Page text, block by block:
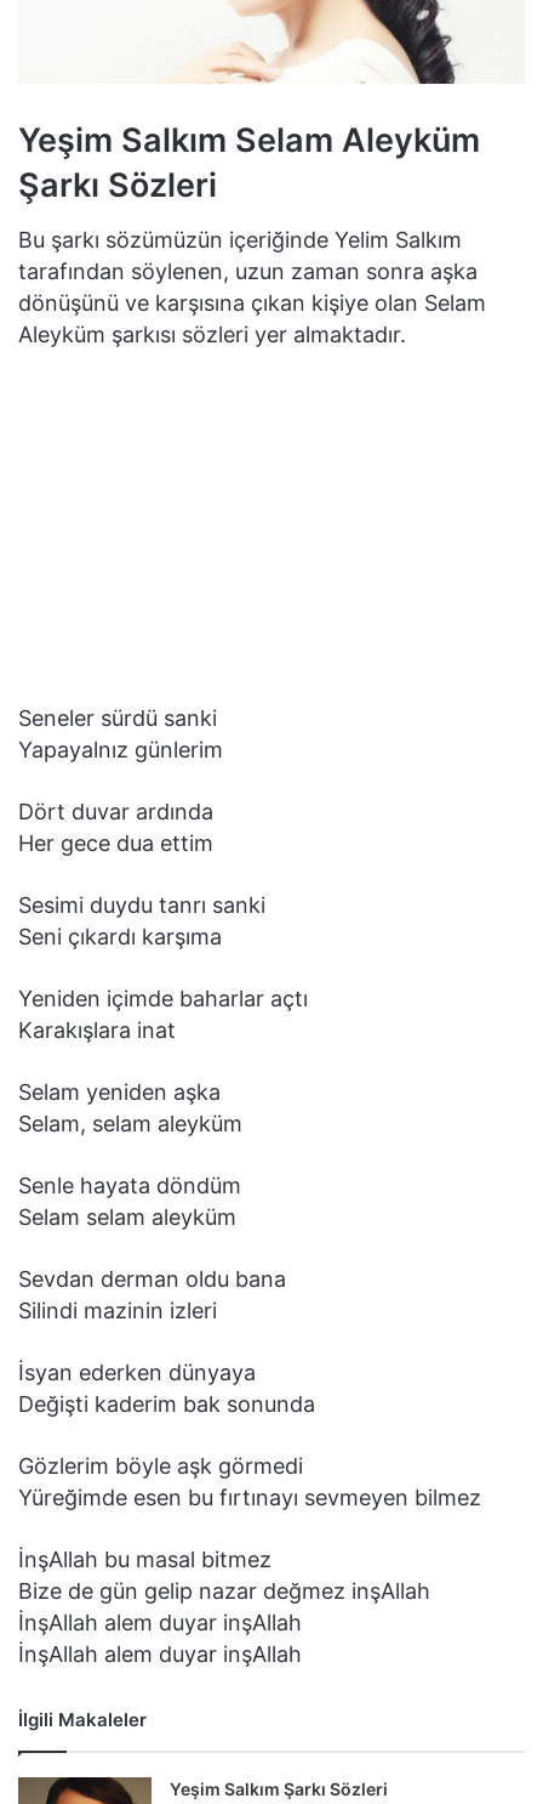
Yeşim Salkım Selam Aleyküm
Şarkı Sözleri
Bu şarkı sözümüzün içeriğinde Yelim Salkım
tarafından söylenen, uzun zaman sonra aşka
dönüşünü ve karşısına çıkan kişiye olan Selam
Aleyküm şarkısı sözleri yer almaktadır.
Seneler sürdü sanki
Yapayalnız günlerim
Dört duvar ardında
Her gece dua ettim
Sesimi duydu tanrı sanki
Seni çıkardı karşıma
Yeniden içimde baharlar açtı
Karakışlara inat
Selam yeniden aşka
Selam, selam aleyküm
Senle hayata döndüm
Selam selam aleyküm
Sevdan derman oldu bana
Silindi mazinin izleri
İsyan ederken dünyaya
Değişti kaderim bak sonunda
Gözlerim böyle aşk görmedi
Yüreğimde esen bu fırtınayı sevmeyen bilmez
İnşAllah bu masal bitmez
Bize de gün gelip nazar değmez inşAllah
İnşAllah alem duyar inşAllah
İnşAllah alem duyar inşAllah
İlgili Makaleler
Yeşim Salkım Şarkı Sözleri